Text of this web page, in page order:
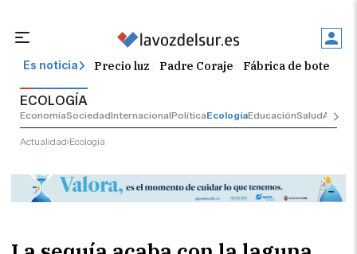
Es noticia Precio luz Padre Coraje Fábrica de botellas
ECOLOGÍA
EconomíaSociedadInternacionalPolíticaEcologíaEducaciónSalud
Actualidad Ecología